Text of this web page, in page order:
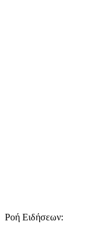
Ροή Ειδήσεων: